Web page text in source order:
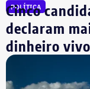
liminar, porém, o
garantiu a
que o mérito da
Segundo as
combustível
POLÍTICA
Cinco
declaram
dinheiro